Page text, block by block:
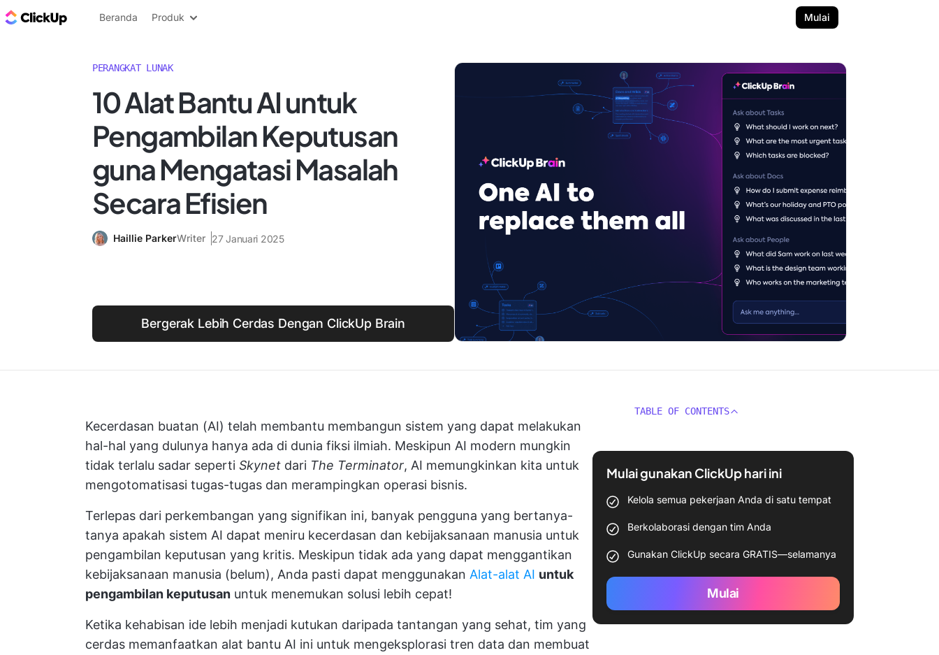
Blog ClickUp
Beranda Produk Mulai
PERANGKAT LUNAK
10 Alat Bantu AI untuk
Pengambilan Keputusan
guna Mengatasi Masalah
Secara Efisien
Haillie ParkerWriter 27 Januari 2025
Bergerak Lebih Cerdas Dengan ClickUp Brain
Kecerdasan buatan (AI) telah membantu membangun sistem yang dapat melakukan
hal-hal yang dulunya hanya ada di dunia fiksi ilmiah. Meskipun AI modern mungkin
tidak terlalu sadar seperti Skynet dari The Terminator, AI memungkinkan kita untuk
mengotomatisasi tugas-tugas dan merampingkan operasi bisnis.
Terlepas dari perkembangan yang signifikan ini, banyak pengguna yang bertanya-
tanya apakah sistem AI dapat meniru kecerdasan dan kebijaksanaan manusia untuk
pengambilan keputusan yang kritis. Meskipun tidak ada yang dapat menggantikan
kebijaksanaan manusia (belum), Anda pasti dapat menggunakan Alat-alat AI untuk
pengambilan keputusan untuk menemukan solusi lebih cepat!
Ketika kehabisan ide lebih menjadi kutukan daripada tantangan yang sehat, tim yang
cerdas memanfaatkan alat bantu AI ini untuk mengeksplorasi tren data dan membuat
TABLE OF CONTENTS
Mulai gunakan ClickUp hari ini
Kelola semua pekerjaan Anda di satu tempat
Berkolaborasi dengan tim Anda
Gunakan ClickUp secara GRATIS—selamanya
Mulai